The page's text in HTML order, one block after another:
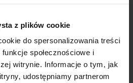
z plików cookie
do spersonalizowania treści
społecznościowe i
witrynie. Informacje o tym, jak
udostępniamy partnerom